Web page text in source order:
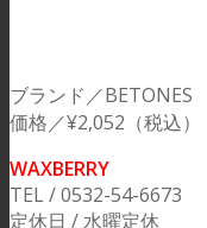
ブランド／BETONES
価格／¥2,052（税込）
WAXBERRY
TEL / 0532-54-6673
定休日 / 水曜定休